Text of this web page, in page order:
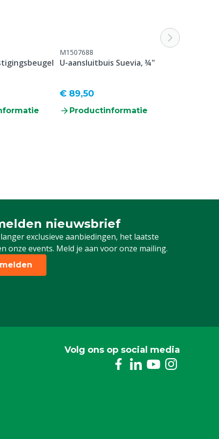
M1507688
U-aansluitbuis Suevia, ¾"
€ 89,50
Productinformatie
nieuwsbrief
exclusieve aanbiedingen, het laatste
onze events. Meld je aan voor onze mailing.
in voor onze nieuwsbrief
Volg ons op social media